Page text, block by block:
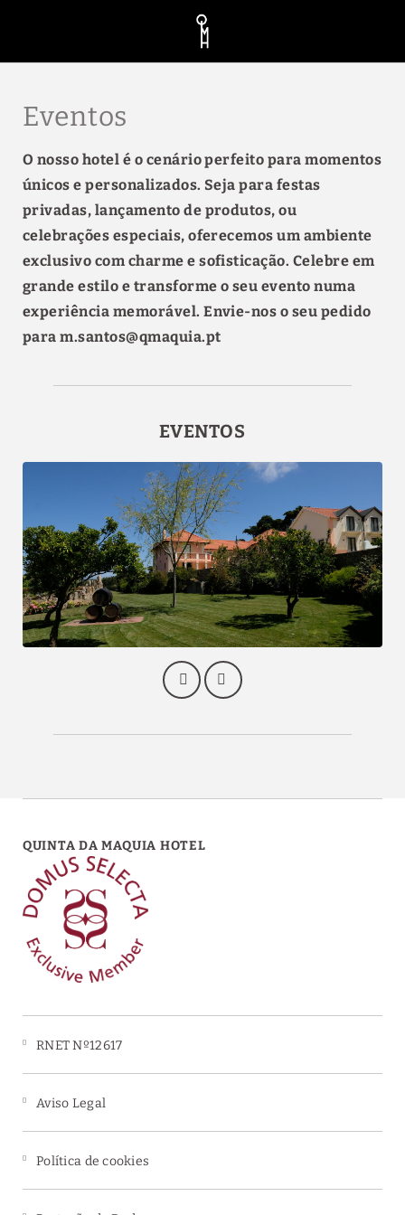
Eventos
O nosso hotel é o cenário perfeito para momentos
únicos e personalizados. Seja para festas
privadas, lançamento de produtos, ou
celebrações especiais, oferecemos um ambiente
exclusivo com charme e sofisticação. Celebre em
grande estilo e transforme o seu evento numa
experiência memorável. Envie-nos o seu pedido
para m.santos@qmaquia.pt
EVENTOS
QUINTA DA MAQUIA HOTEL
RNET Nº12617
Aviso Legal
Política de cookies